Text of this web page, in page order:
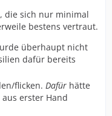
die sich nur minimal
bestens vertraut.
überhaupt nicht
dafür bereits
flicken. Dafür hätte
erster Hand